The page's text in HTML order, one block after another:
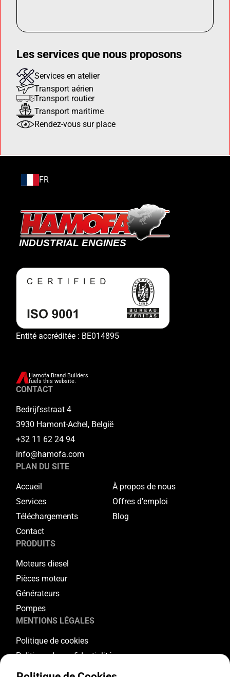
Les services que nous proposons
Services en atelier
Transport aérien
Transport routier
Transport maritime
Rendez-vous sur place
FR
Entité accréditée : BE014895
Hamofa Brand Builders
fuels this website.
CONTACT
Bedrijfsstraat 4
3930 Hamont-Achel, België
+32 11 62 24 94
info@hamofa.com
PLAN DU SITE
Accueil
À propos de nous
Services
Offres d'emploi
Téléchargements
Blog
Contact
PRODUITS
Moteurs diesel
Pièces moteur
Générateurs
Pompes
MENTIONS LÉGALES
Politique de cookies
Politique de confidentialité
Conditions générales